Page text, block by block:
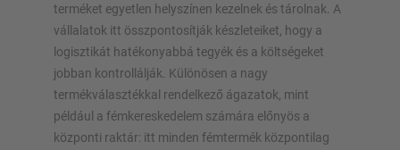
terméket egyetlen helyszínen kezelnek és tárolnak. A
vállalatok itt összpontosítják készleteiket, hogy a
logisztikát hatékonyabbá tegyék és a költségeket
jobban kontrollálják. Különösen a nagy
termékválasztékkal rendelkező ágazatok, mint
például a fémkereskedelem számára előnyös a
központi raktár: itt minden fémtermék központilag
Tervezze meg egyedileg állványrendszerét
konfigurátorainkkal
Polc konfigurálása most